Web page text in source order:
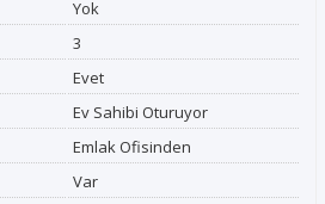
Yok
3
Evet
Ev Sahibi Oturuyor
Emlak Ofisinden
Var